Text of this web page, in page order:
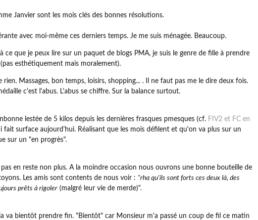
Janvier sont les mois clés des bonnes résolutions.
avec moi-même ces derniers temps. Je me suis ménagée. Beaucoup.
ce que je peux lire sur un paquet de blogs PMA, je suis le genre de fille à prendre
esthétiquement mais moralement).
rien. Massages, bon temps, loisirs, shopping... . Il ne faut pas me le dire deux fois.
c'est l'abus. L'abus se chiffre. Sur la balance surtout.
lestée de 5 kilos depuis les dernières frasques pmesques (cf. FIV2 et FC en
fait surface aujourd'hui. Réalisant que les mois défilent et qu'on va plus sur un
sur un "en progrès".
en reste non plus. A la moindre occasion nous ouvrons une bonne bouteille de
Les amis sont contents de nous voir : "rha qu'ils sont forts ces deux là, des
prêts à rigoler (malgré leur vie de merde)".
va bientôt prendre fin. "Bientôt" car Monsieur m'a passé un coup de fil ce matin